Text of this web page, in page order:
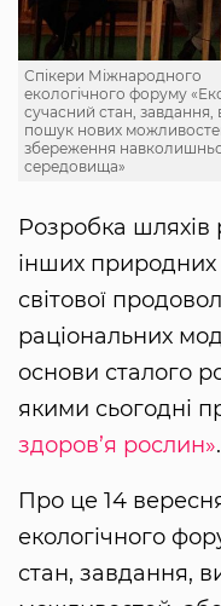
Спікери Міжнародного
екологічного форуму
сучасний стан, завдання,
пошук нових
збереження
середовища»
Розробка шляхів
інших природних
світової
раціональних
основи сталого
якими сьогодні
здоров’я рослин».
Про це 14
екологічного
стан, завдання,